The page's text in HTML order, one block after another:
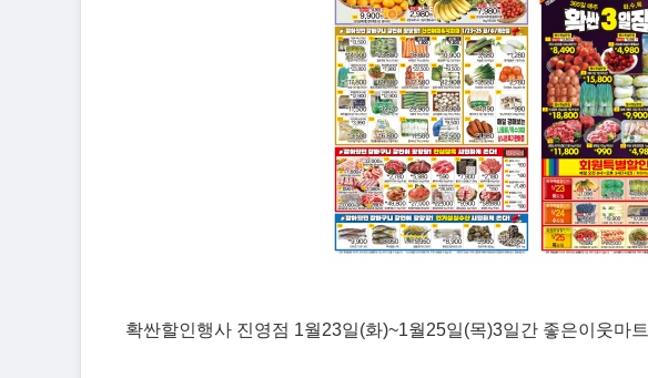
확싼할인행사 진영점 1월23일(화)~1월25일(목)3일간 좋은이웃마트